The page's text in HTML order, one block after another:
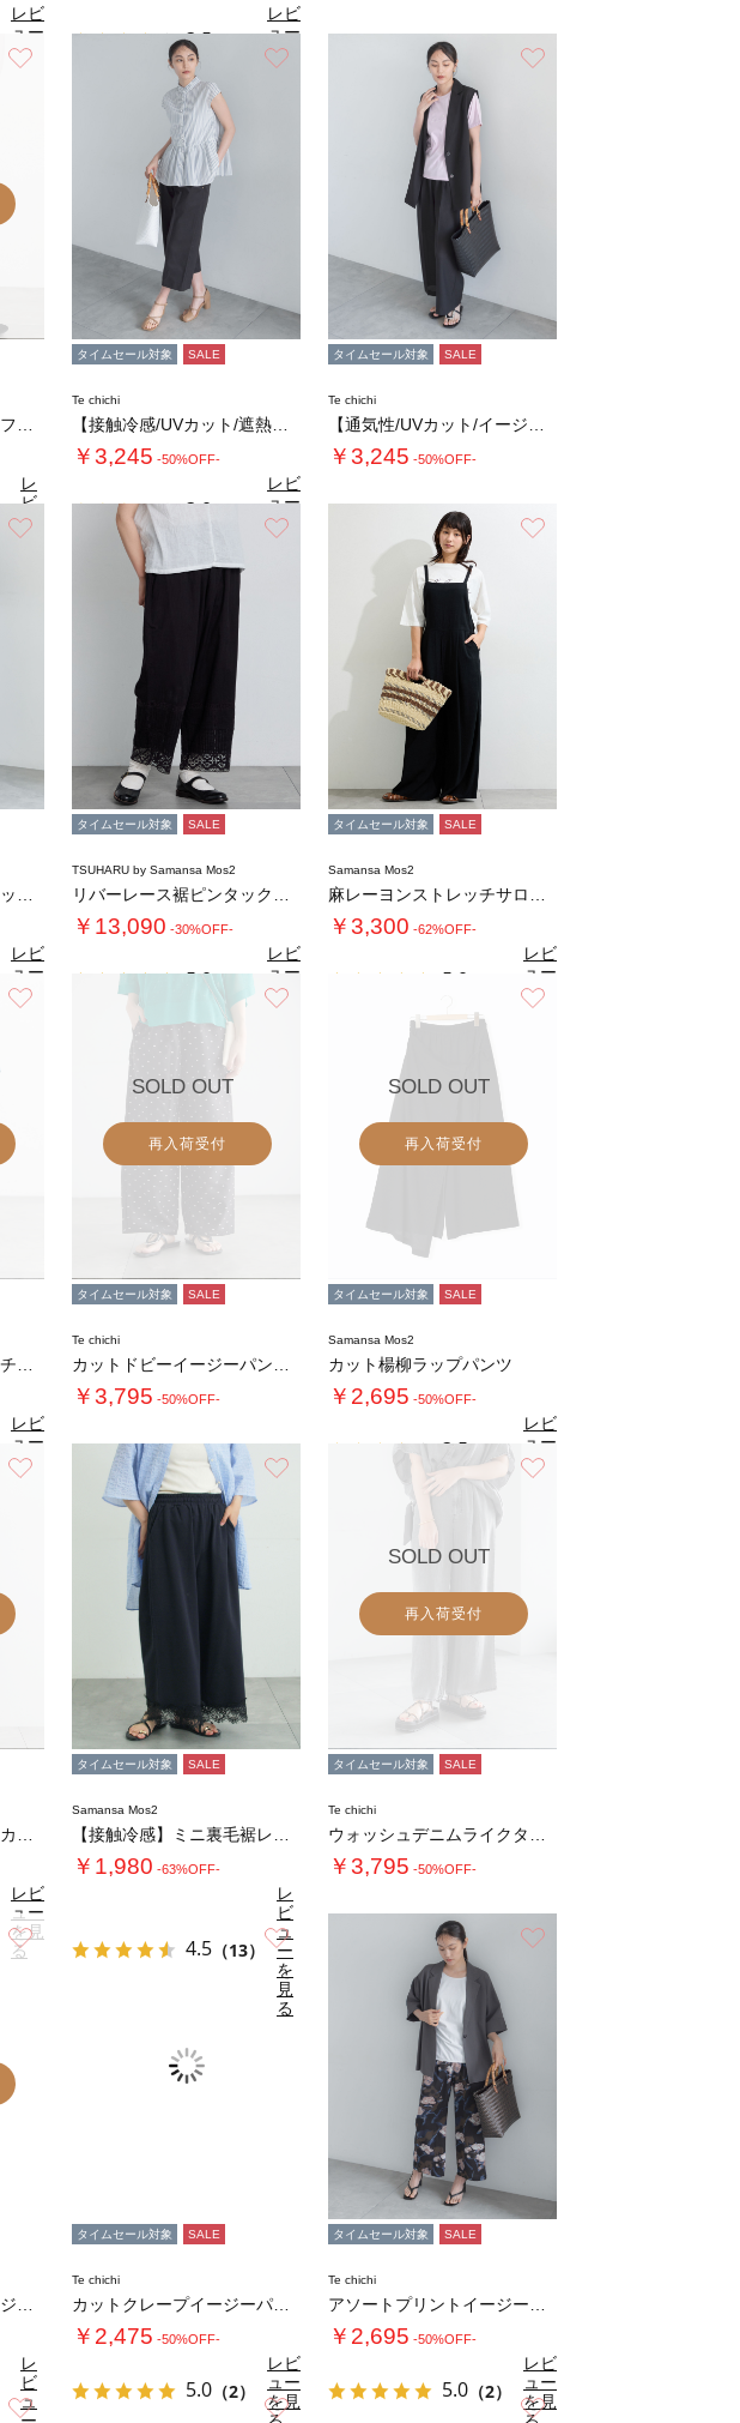
レビ
ュー
を見
る
3.5（2）
レビ
ュー
を見
る
レ
ビ
ュ
ー
タイムセール対象 SALE
Te chichi
￥3,245 -50%OFF-
3.0（1）
レビ
ュー
を見
る
タイムセール対象 SALE
Te chichi
￥3,245 -50%OFF-
レビ
ュー
を見
る
タイムセール対象 SALE
TSUHARU by Samansa Mos2
￥13,090 -30%OFF-
5.0（2）
レビ
ュー
を見
る
タイムセール対象 SALE
Samansa Mos2
￥3,300 -62%OFF-
5.0
レビ
ュー
を見
る
レビ
ュー
を見
る
SOLD OUT
再入荷受付
タイムセール対象 SALE
Te chichi
￥3,795 -50%OFF-
SOLD OUT
再入荷受付
タイムセール対象 SALE
Samansa Mos2
カット楊柳ラップパンツ
￥2,695 -50%OFF-
3.5（2）
レビ
ュー
を見
る
レビ
ュー
を見
る
タイムセール対象 SALE
Samansa Mos2
￥1,980 -63%OFF-
4.5 （13）
レ
ビ
ュ
ー
を
見
る
SOLD OUT
再入荷受付
タイムセール対象 SALE
Te chichi
￥3,795 -50%OFF-
お気に入り
レ
ビ
ュ
タイムセール対象 SALE
Te chichi
￥2,475 -50%OFF-
5.0 （2）
レビ
ュー
を見
タイムセール対象 SALE
Te chichi
￥2,695 -50%OFF-
5.0 （2）
レビ
ュー
を見
お気に入り お気に入り お気に入り